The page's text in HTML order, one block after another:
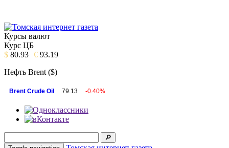
Курсы валют
Курс ЦБ
$ 80.93 € 93.19
Нефть Brent ($)
Brent Crude Oil 79.13 -0.40%